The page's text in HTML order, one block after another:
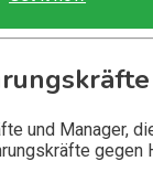
und Manager,